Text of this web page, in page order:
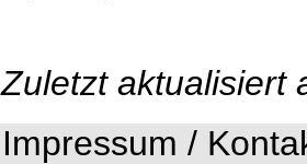
Zuletzt aktualisiert
Impressum /